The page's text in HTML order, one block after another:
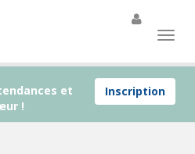
Inscription
et
!